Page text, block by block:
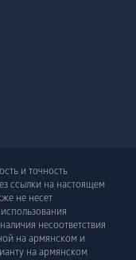
и точность
ссылки на настоящем
не несет
несоответствия
на армянском и
на армянском